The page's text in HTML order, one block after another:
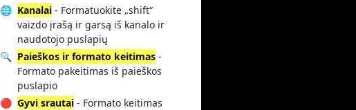
🌐 Kanalai - Formatuokite „shift“
vaizdo įrašą ir garsą iš kanalo ir
naudotojo puslapių
🔍 Paieškos ir formato keitimas -
Formato pakeitimas iš paieškos
puslapio
🔴 Gyvi srautai - Formato keitimas